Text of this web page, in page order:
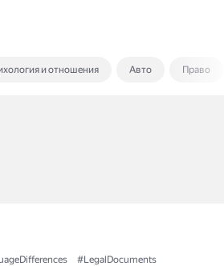
и отношения Авто Право
#LegalDocuments